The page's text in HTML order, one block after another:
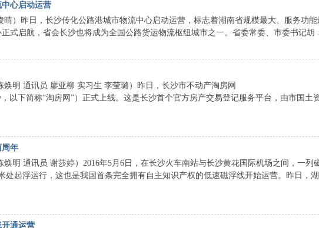
心启动运营
昨日，长沙传化公路港城市物流中心启动运营，标志着湖南省规模最大、服务功能
式启航，省会长沙也将成为全国公路货运物流枢纽城市之一。省委常委、市委书记胡
通讯员 廖亚柳 实习生 李莹璐）昨日，长沙市不动产淘房网
，以下简称“淘房网”）正式上线。这是长沙首个官方房产交易登记服务平台，由市国土
周年
通讯员 谢莎婷）2016年5月6日，在长沙火车南站与长沙黄花国际机场之间，一列
处起浮运行，这也是我国首条完全拥有自主知识产权的低速磁浮线开始运营。昨日，湖
通运营